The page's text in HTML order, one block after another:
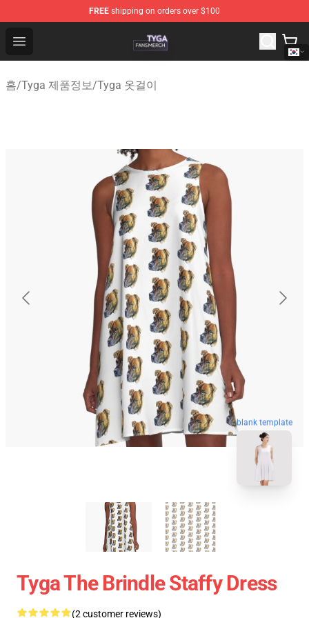
FREE shipping on orders over $100
Open menu
Tyga Shop - Official Tyga Merchandise Store
홈/Tyga 제품정보/Tyga 옷걸이
blank template
Tyga The Brindle Staffy Dress
(2 customer reviews)